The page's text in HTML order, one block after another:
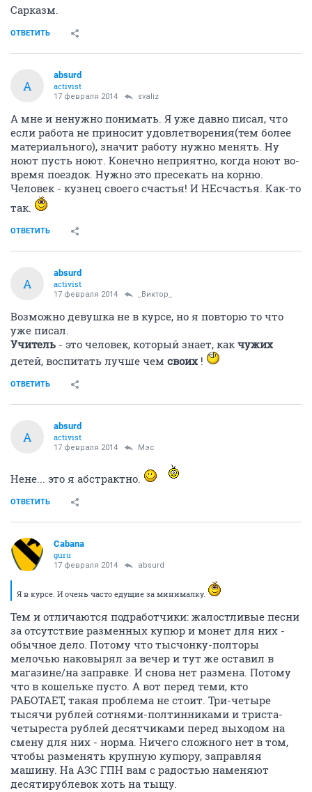
Сарказм.
ОТВЕТИТЬ
A
absurd
activist
17 февраля 2014 svaliz
А мне и ненужно понимать. Я уже давно писал, что
если работа не приносит удовлетворения(тем более
материального), значит работу нужно менять. Ну
ноют пусть ноют. Конечно неприятно, когда ноют во-
время поездок. Нужно это пресекать на корню.
Человек - кузнец своего счастья! И НЕсчастья. Как-то
так.
ОТВЕТИТЬ
A
absurd
activist
17 февраля 2014 _Виктор_
Возможно девушка не в курсе, но я повторю то что
уже писал.
Учитель - это человек, который знает, как чужих
детей, воспитать лучше чем своих !
ОТВЕТИТЬ
A
absurd
activist
17 февраля 2014 Мэс
Нене... это я абстрактно.
ОТВЕТИТЬ
Cabana
guru
17 февраля 2014 absurd
Я в курсе. И очень часто едущие за минималку.
Тем и отличаются подработчики: жалостливые песни
за отсутствие разменных купюр и монет для них -
обычное дело. Потому что тысчонку-полторы
мелочью наковырял за вечер и тут же оставил в
магазине/на заправке. И снова нет размена. Потому
что в кошельке пусто. А вот перед теми, кто
РАБОТАЕТ, такая проблема не стоит. Три-четыре
тысячи рублей сотнями-полтинниками и триста-
четыреста рублей десятчиками перед выходом на
смену для них - норма. Ничего сложного нет в том,
чтобы разменять крупную купюру, заправляя
машину. На АЗС ГПН вам с радостью наменяют
десятирублевок хоть на тыщу.